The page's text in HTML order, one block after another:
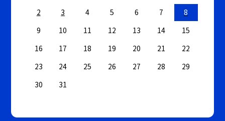
2
3 4 5 6 7
8
9
10 11 12 13 14
15
16
17 18 19 20 21
22
23
24 25 26 27 28
29
30
31